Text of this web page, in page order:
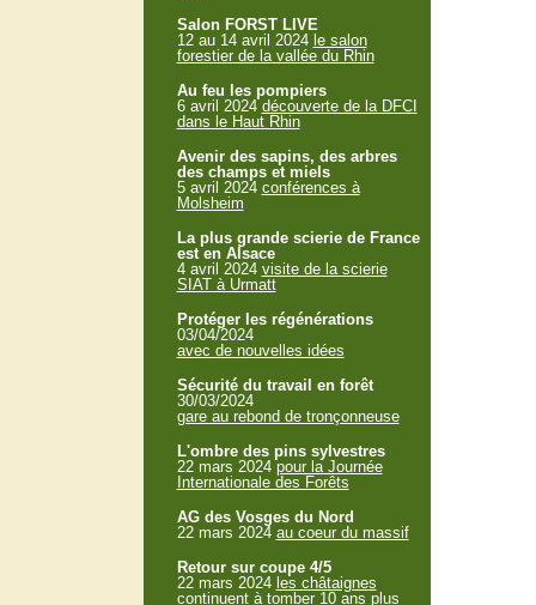
Salon FORST LIVE
12 au 14 avril 2024 le salon
forestier de la vallée du Rhin
Au feu les pompiers
6 avril 2024 découverte de la DFCI
dans le Haut Rhin
Avenir des sapins, des arbres
des champs et miels
5 avril 2024 conférences à
Molsheim
La plus grande scierie de France
est en Alsace
4 avril 2024 visite de la scierie
SIAT à Urmatt
Protéger les régénérations
03/04/2024
avec de nouvelles idées
Sécurité du travail en forêt
30/03/2024
gare au rebond de tronçonneuse
L'ombre des pins sylvestres
22 mars 2024 pour la Journée
Internationale des Forêts
AG des Vosges du Nord
22 mars 2024 au coeur du massif
Retour sur coupe 4/5
22 mars 2024 les châtaignes
continuent à tomber 10 ans plus